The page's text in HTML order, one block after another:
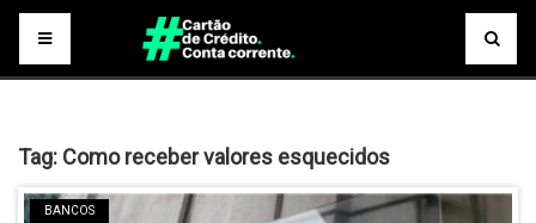
Tag: Como receber valores esquecidos
BANCOS